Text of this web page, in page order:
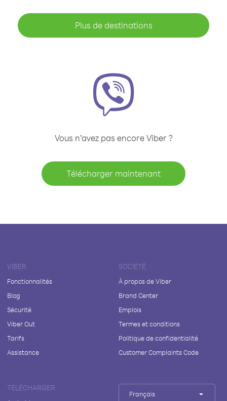
Plus de destinations
Vous n’avez pas encore Viber ?
Télécharger maintenant
VIBER
Fonctionnalités
Blog
Sécurité
Viber Out
Tarifs
Assistance
SOCIÉTÉ
À propos de Viber
Brand Center
Emplois
Termes et conditions
Politique de confidentialité
Customer Complaints Code
TÉLÉCHARGER
Français